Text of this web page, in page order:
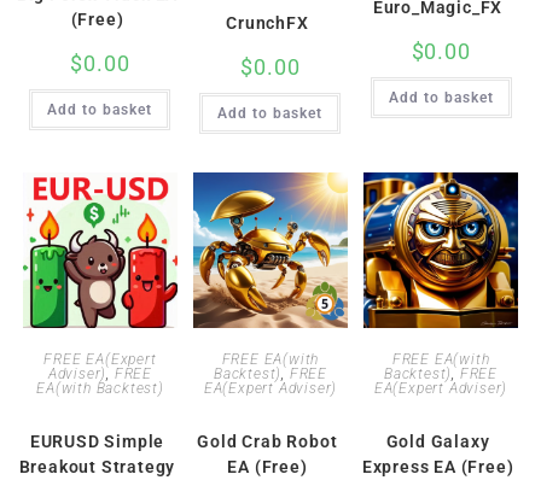
(Free)
$0.00
Add to basket
CrunchFX
$0.00
Add to basket
Euro_Magic_FX
$0.00
Add to basket
FREE EA(Expert
Adviser) , FREE
EA(with Backtest)
EURUSD Simple
Breakout Strategy
FREE EA(with
Backtest) , FREE
EA(Expert Adviser)
Gold Crab Robot
EA (Free)
FREE EA(with
Backtest) , FREE
EA(Expert Adviser)
Gold Galaxy
Express EA (Free)